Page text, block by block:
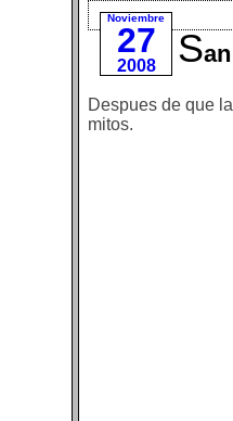
Noviembre
27
2008 S
Despues de que
mitos.